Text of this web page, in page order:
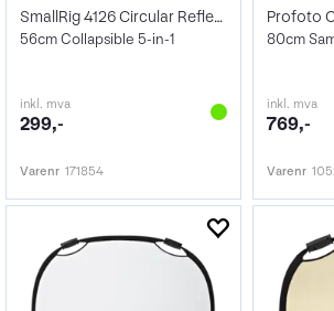
SmallRig 4126 Circular Reflector
56cm Collapsible 5-in-1
inkl. mva
299,-
Varenr 171854
inkl. mva
769,-
Varenr